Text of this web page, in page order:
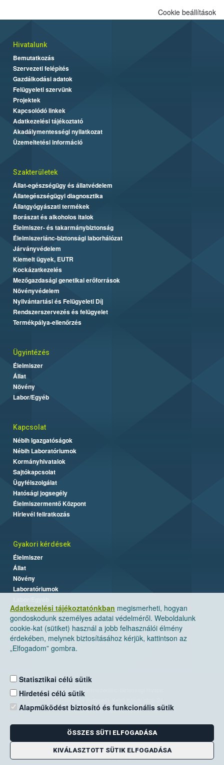
Adatkezelési tájékoztatónkban megismerheti, hogyan
gondoskodunk személyes adatai védelméről. Weboldalunk
cookie-kat (sütiket) használ a jobb felhasználói élmény
érdekében, melynek biztosításához kérjük, kattintson az
„Elfogadom” gombra.
Statisztikai célú sütik
Hirdetési célú sütik
Alapműködést biztosító és funkcionális sütik
ÖSSZES SÜTI ELFOGADÁSA
KIVÁLASZTOTT SÜTIK ELFOGADÁSA
Cookie beállítások
Hivatalunk
Bemutatkozás
Szervezeti felépítés
Gazdálkodási adatok
Felügyeleti szervünk
Projektek
Kapcsolódó linkek
Adatkezelési tájékoztató
Akadálymentességi nyilatkozat
Üzemeltetési információ
Szakterületek
Állat-egészségügy és állatvédelem
Állategészségügyi diagnosztika
Állatgyógyászati termékek
Borászat és alkoholos italok
Élelmiszer- és takarmánybiztonság
Élelmiszerlánc-biztonsági laborhálózat
Járványvédelem
Kiemelt ügyek, EUTR
Kockázatkezelés
Mezőgazdasági genetikai erőforrások
Növényvédelem
Nyilvántartási és Felügyeleti Díj
Rendszerszervezés és felügyelet
Termékpálya-ellenőrzés
Ügyintézés
Élelmiszer
Állat
Növény
Labor/Egyéb
Kapcsolat
Nébih Igazgatóságok
Nébih Laboratóriumok
Kormányhivatalok
Sajtókapcsolat
Ügyfélszolgálat
Hatósági jogsegély
Élelmiszermentő Központ
Hírlevél feliratkozás
Gyakori kérdések
Élelmiszer
Állat
Növény
Laboratóriumok
Nemzeti Élelmiszerlánc-biztonsági Hivatal
Levelezési cím: 1525 Budapest. Pf. 30.
E-mail:ugyfelszolgalat@nebih.gov.hu
Zöld szám: 06-80/263-244
Telefon: 06-1/ 336-9000